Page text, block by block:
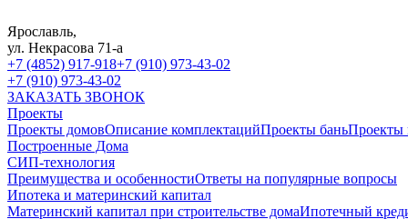
Ярославль,
ул. Некрасова 71-а
+7 (4852) 917-918+7 (910) 973-43-02
+7 (910) 973-43-02
ЗАКАЗАТЬ ЗВОНОК
Проекты
Проекты домовОписание комплектацийПроекты баньПроекты
Построенные Дома
СИП-технология
Преимущества и особенностиОтветы на популярные вопросы
Ипотека и материнский капитал
Материнский капитал при строительстве домаИпотечный